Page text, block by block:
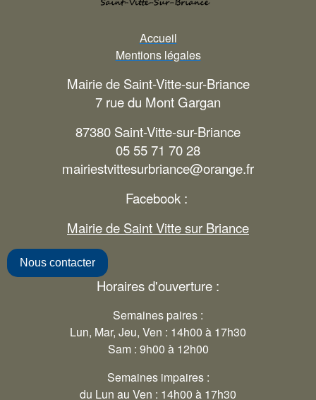
Accueil
Mentions légales
Mairie de Saint-Vitte-sur-Briance
7 rue du Mont Gargan
87380 Saint-Vitte-sur-Briance
05 55 71 70 28
mairiestvittesurbriance@orange.fr
Facebook :
Mairie de Saint Vitte sur Briance
Nous contacter
Horaires d'ouverture :
Semaines paires :
Lun, Mar, Jeu, Ven : 14h00 à 17h30
Sam : 9h00 à 12h00
Semaines impaires :
du Lun au Ven : 14h00 à 17h30